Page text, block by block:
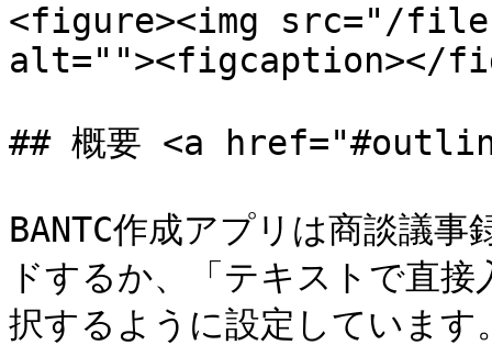
<figure><img src="/
alt=""><figcaption></
## 概要 <a
BANTC作成アプリは商談議
ドするか、「テキストで直
択するように設定しています